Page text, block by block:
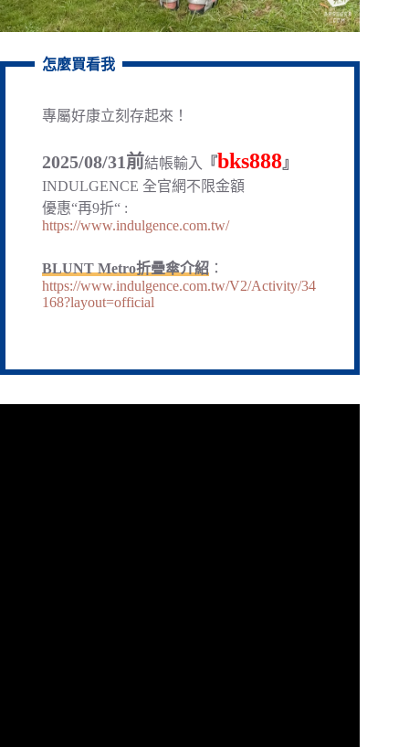
怎麼買看我
專屬好康立刻存起來！
2025/08/31前結帳輸入 『bks888』
INDULGENCE 全官網不限金額
優惠“再9折“ :
https://www.indulgence.com.tw/
BLUNT Metro折疊傘介紹 ：
https://www.indulgence.com.tw/V2/Activity/34
168?layout=official